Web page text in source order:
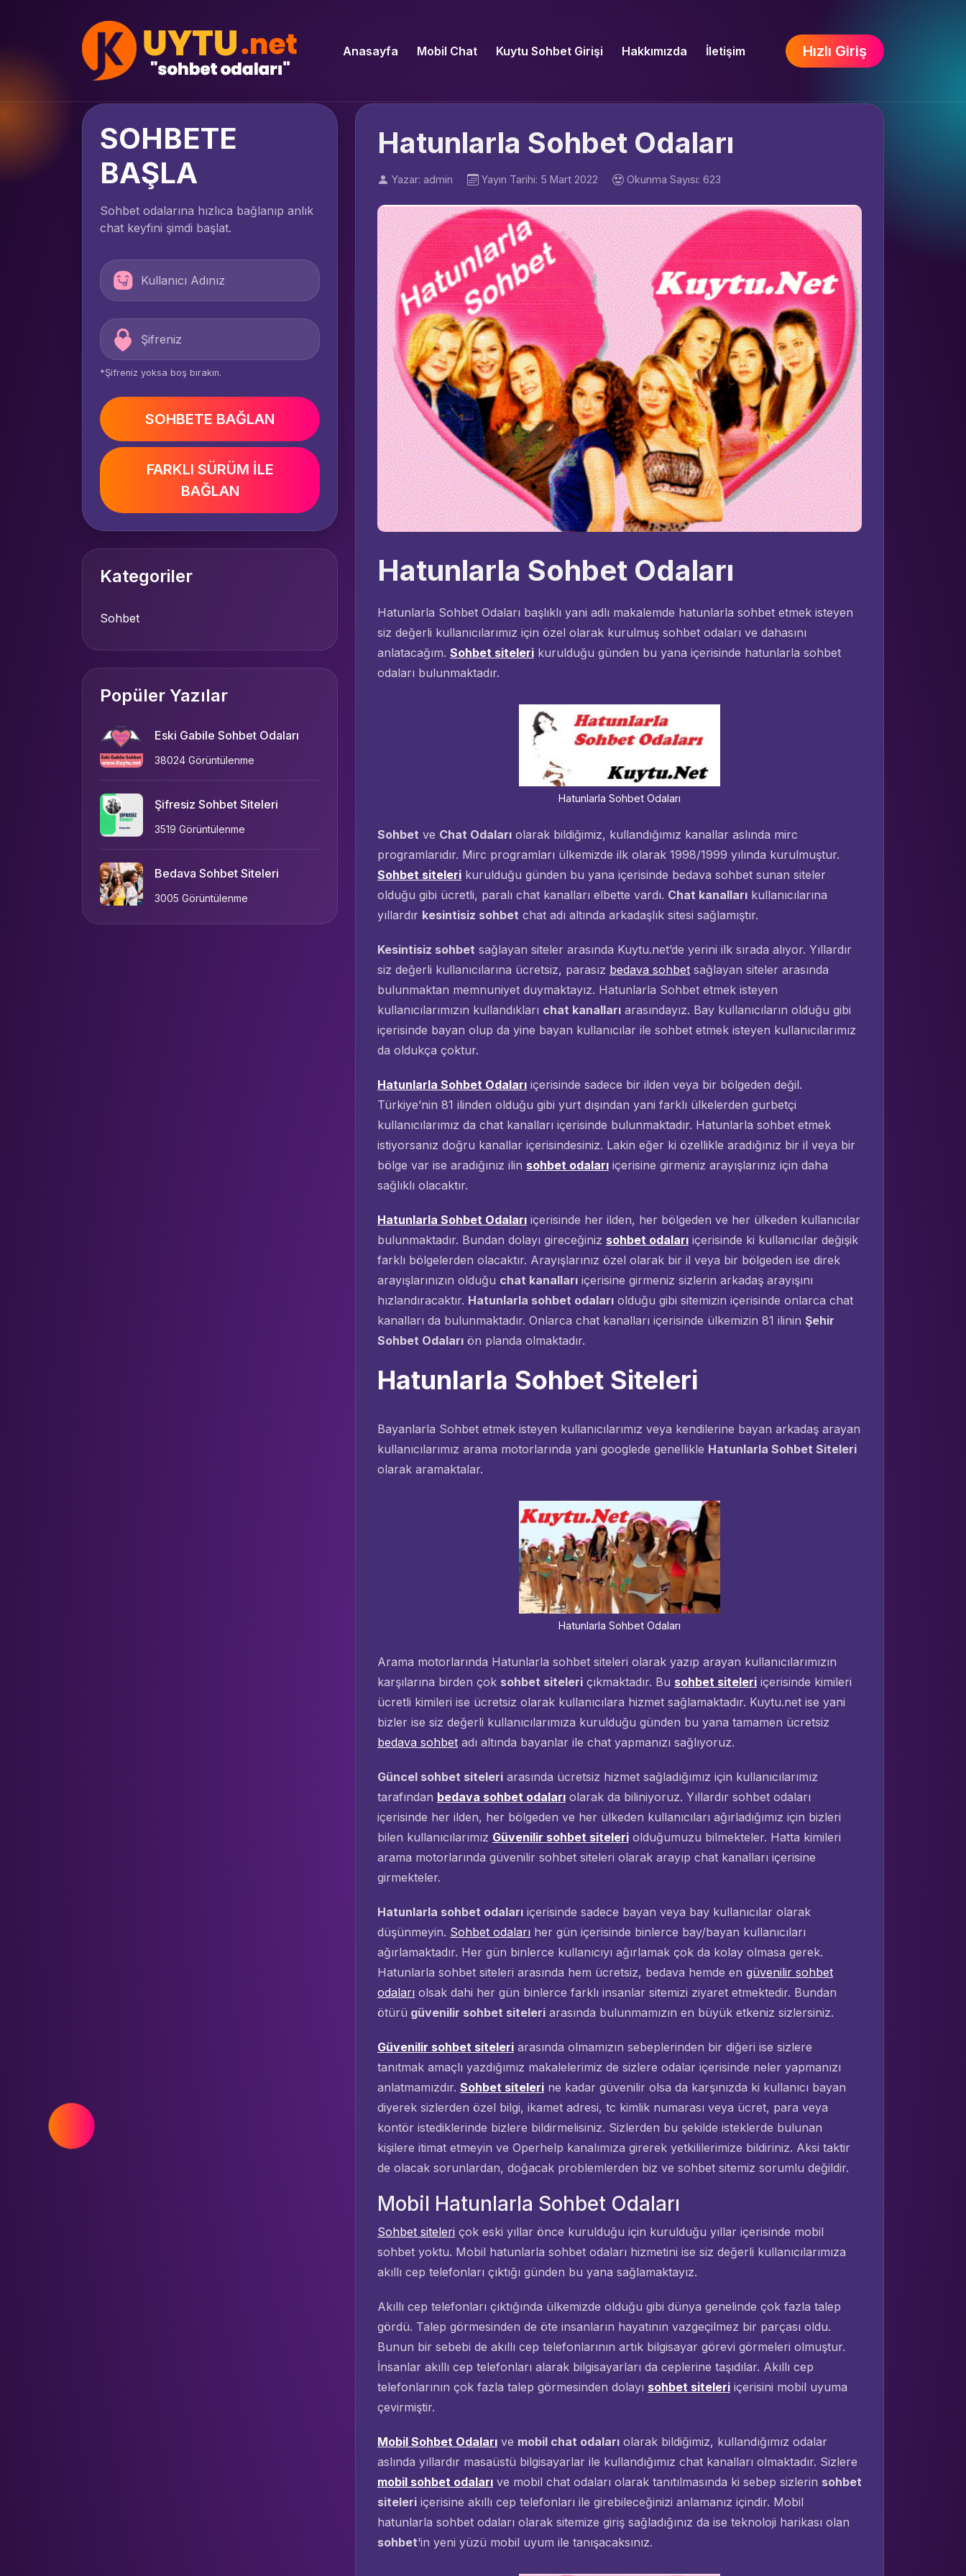
Anasayfa Mobil Chat Kuytu Sohbet Girişi Hakkımızda İletişim Hızlı Giriş
Hatunlarla Sohbet Odaları
Yazar: admin Yayın Tarihi: 5 Mart 2022 Okunma Sayısı: 623
Hatunlarla Sohbet Odaları
Hatunlarla Sohbet Odaları başlıklı yani adlı makalemde hatunlarla sohbet etmek isteyen
siz değerli kullanıcılarımız için özel olarak kurulmuş sohbet odaları ve dahasını
anlatacağım. Sohbet siteleri kurulduğu günden bu yana içerisinde hatunlarla sohbet
odaları bulunmaktadır.
Hatunlarla Sohbet Odaları
Sohbet ve Chat Odaları olarak bildiğimiz, kullandığımız kanallar aslında mirc
programlarıdır. Mirc programları ülkemizde ilk olarak 1998/1999 yılında kurulmuştur.
Sohbet siteleri kurulduğu günden bu yana içerisinde bedava sohbet sunan siteler
olduğu gibi ücretli, paralı chat kanalları elbette vardı. Chat kanalları kullanıcılarına
yıllardır kesintisiz sohbet chat adı altında arkadaşlık sitesi sağlamıştır.
Kesintisiz sohbet sağlayan siteler arasında Kuytu.net’de yerini ilk sırada alıyor. Yıllardır
siz değerli kullanıcılarına ücretsiz, parasız bedava sohbet sağlayan siteler arasında
bulunmaktan memnuniyet duymaktayız. Hatunlarla Sohbet etmek isteyen
kullanıcılarımızın kullandıkları chat kanalları arasındayız. Bay kullanıcıların olduğu gibi
içerisinde bayan olup da yine bayan kullanıcılar ile sohbet etmek isteyen kullanıcılarımız
da oldukça çoktur.
Hatunlarla Sohbet Odaları içerisinde sadece bir ilden veya bir bölgeden değil.
Türkiye’nin 81 ilinden olduğu gibi yurt dışından yani farklı ülkelerden gurbetçi
kullanıcılarımız da chat kanalları içerisinde bulunmaktadır. Hatunlarla sohbet etmek
istiyorsanız doğru kanallar içerisindesiniz. Lakin eğer ki özellikle aradığınız bir il veya bir
bölge var ise aradığınız ilin sohbet odaları içerisine girmeniz arayışlarınız için daha
sağlıklı olacaktır.
Hatunlarla Sohbet Odaları içerisinde her ilden, her bölgeden ve her ülkeden kullanıcılar
bulunmaktadır. Bundan dolayı gireceğiniz sohbet odaları içerisinde ki kullanıcılar değişik
farklı bölgelerden olacaktır. Arayışlarınız özel olarak bir il veya bir bölgeden ise direk
arayışlarınızın olduğu chat kanalları içerisine girmeniz sizlerin arkadaş arayışını
hızlandıracaktır. Hatunlarla sohbet odaları olduğu gibi sitemizin içerisinde onlarca chat
kanalları da bulunmaktadır. Onlarca chat kanalları içerisinde ülkemizin 81 ilinin Şehir
Sohbet Odaları ön planda olmaktadır.
Hatunlarla Sohbet Siteleri
Bayanlarla Sohbet etmek isteyen kullanıcılarımız veya kendilerine bayan arkadaş arayan
kullanıcılarımız arama motorlarında yani googlede genellikle Hatunlarla Sohbet Siteleri
olarak aramaktalar.
Hatunlarla Sohbet Odaları
Arama motorlarında Hatunlarla sohbet siteleri olarak yazıp arayan kullanıcılarımızın
karşılarına birden çok sohbet siteleri çıkmaktadır. Bu sohbet siteleri içerisinde kimileri
ücretli kimileri ise ücretsiz olarak kullanıcılara hizmet sağlamaktadır. Kuytu.net ise yani
bizler ise siz değerli kullanıcılarımıza kurulduğu günden bu yana tamamen ücretsiz
bedava sohbet adı altında bayanlar ile chat yapmanızı sağlıyoruz.
Güncel sohbet siteleri arasında ücretsiz hizmet sağladığımız için kullanıcılarımız
tarafından bedava sohbet odaları olarak da biliniyoruz. Yıllardır sohbet odaları
içerisinde her ilden, her bölgeden ve her ülkeden kullanıcıları ağırladığımız için bizleri
bilen kullanıcılarımız Güvenilir sohbet siteleri olduğumuzu bilmekteler. Hatta kimileri
arama motorlarında güvenilir sohbet siteleri olarak arayıp chat kanalları içerisine
girmekteler.
Hatunlarla sohbet odaları içerisinde sadece bayan veya bay kullanıcılar olarak
düşünmeyin. Sohbet odaları her gün içerisinde binlerce bay/bayan kullanıcıları
ağırlamaktadır. Her gün binlerce kullanıcıyı ağırlamak çok da kolay olmasa gerek.
Hatunlarla sohbet siteleri arasında hem ücretsiz, bedava hemde en güvenilir sohbet
odaları olsak dahi her gün binlerce farklı insanlar sitemizi ziyaret etmektedir. Bundan
ötürü güvenilir sohbet siteleri arasında bulunmamızın en büyük etkeniz sizlersiniz.
Güvenilir sohbet siteleri arasında olmamızın sebeplerinden bir diğeri ise sizlere
tanıtmak amaçlı yazdığımız makalelerimiz de sizlere odalar içerisinde neler yapmanızı
anlatmamızdır. Sohbet siteleri ne kadar güvenilir olsa da karşınızda ki kullanıcı bayan
diyerek sizlerden özel bilgi, ikamet adresi, tc kimlik numarası veya ücret, para veya
kontör istediklerinde bizlere bildirmelisiniz. Sizlerden bu şekilde isteklerde bulunan
kişilere itimat etmeyin ve Operhelp kanalımıza girerek yetkililerimize bildiriniz. Aksi taktir
de olacak sorunlardan, doğacak problemlerden biz ve sohbet sitemiz sorumlu değildir.
Mobil Hatunlarla Sohbet Odaları
Sohbet siteleri çok eski yıllar önce kurulduğu için kurulduğu yıllar içerisinde mobil
sohbet yoktu. Mobil hatunlarla sohbet odaları hizmetini ise siz değerli kullanıcılarımıza
akıllı cep telefonları çıktığı günden bu yana sağlamaktayız.
Akıllı cep telefonları çıktığında ülkemizde olduğu gibi dünya genelinde çok fazla talep
gördü. Talep görmesinden de öte insanların hayatının vazgeçilmez bir parçası oldu.
Bunun bir sebebi de akıllı cep telefonlarının artık bilgisayar görevi görmeleri olmuştur.
İnsanlar akıllı cep telefonları alarak bilgisayarları da ceplerine taşıdılar. Akıllı cep
telefonlarının çok fazla talep görmesinden dolayı sohbet siteleri içerisini mobil uyuma
çevirmiştir.
Mobil Sohbet Odaları ve mobil chat odaları olarak bildiğimiz, kullandığımız odalar
aslında yıllardır masaüstü bilgisayarlar ile kullandığımız chat kanalları olmaktadır. Sizlere
mobil sohbet odaları ve mobil chat odaları olarak tanıtılmasında ki sebep sizlerin sohbet
siteleri içerisine akıllı cep telefonları ile girebileceğinizi anlamanız içindir. Mobil
hatunlarla sohbet odaları olarak sitemize giriş sağladığınız da ise teknoloji harikası olan
sohbet‘in yeni yüzü mobil uyum ile tanışacaksınız.
SOHBETE
BAŞLA
Sohbet odalarına hızlıca bağlanıp anlık
chat keyfini şimdi başlat.
*Şifreniz yoksa boş bırakın.
SOHBETE BAĞLAN
FARKLI SÜRÜM İLE
BAĞLAN
Kategoriler
Sohbet
Popüler Yazılar
Eski Gabile Sohbet Odaları
38024 Görüntülenme
Şifresiz Sohbet Siteleri
3519 Görüntülenme
Bedava Sohbet Siteleri
3005 Görüntülenme